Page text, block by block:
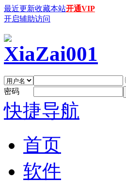
最近更新收藏本站开通VIP
开启辅助访问
密码
快捷导航
首页
软件